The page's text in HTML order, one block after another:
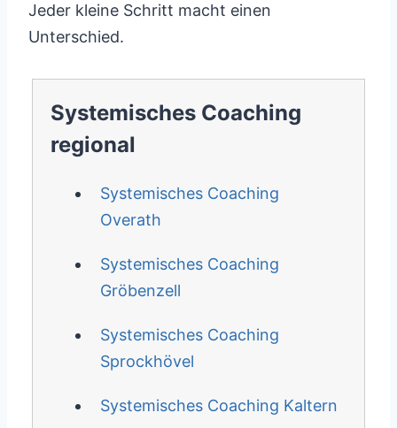
Jeder kleine Schritt macht einen
Unterschied.
Systemisches Coaching
regional
Systemisches Coaching
Overath
Systemisches Coaching
Gröbenzell
Systemisches Coaching
Sprockhövel
Systemisches Coaching Kaltern